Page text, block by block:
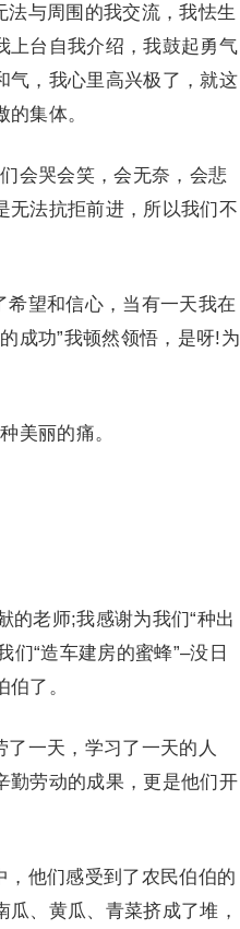
与周围的我交流，我怯生
上台自我介绍，我鼓起勇气
气，我心里高兴极了，就这
集体。
会哭会笑，会无奈，会悲
无法抗拒前进，所以我们不
望和信心，当有一天我在
成功”我顿然领悟，是呀!为
美丽的痛。
老师;我感谢为我们“种出
“造车建房的蜜蜂”–没日
了。
一天，学习了一天的人
勤劳动的成果，更是他们开
他们感受到了农民伯伯的
、黄瓜、青菜挤成了堆，